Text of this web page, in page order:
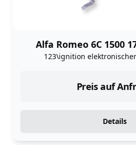
Alfa Romeo 6C 1500
123\ignition
Preis auf
Details